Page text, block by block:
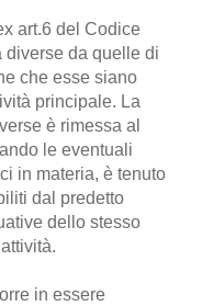
art.6 del Codice
diverse da quelle di
che esse siano
principale. La
è rimessa al
le eventuali
in materia, è tenuto
dal predetto
dello stesso
in essere